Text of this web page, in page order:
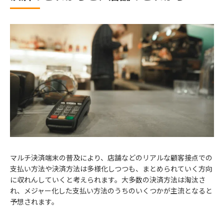
マルチ決済端末の普及により、店舗などのリアルな顧客接点での
支払い方法や決済方法は多様化しつつも、まとめられていく方向
に収れんしていくと考えられます。大多数の決済方法は淘汰さ
れ、メジャー化した支払い方法のうちのいくつかが主流となると
予想されます。